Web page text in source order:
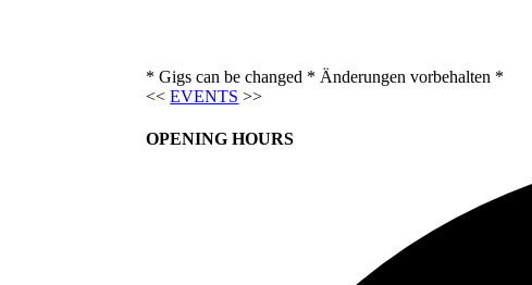
* Gigs can be changed * Änderungen vorbehalten *
<<EVENTS >>
OPENING HOURS